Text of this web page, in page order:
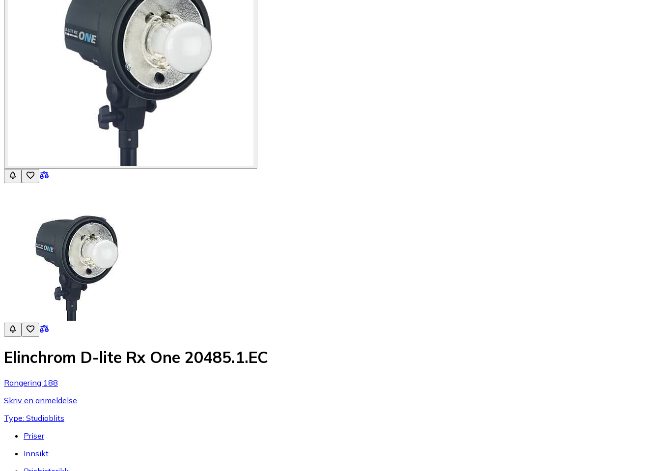
Elinchrom D-lite Rx One 20485.1.EC
Rangering 188
Skriv en anmeldelse
Type: Studioblits
Priser
Innsikt